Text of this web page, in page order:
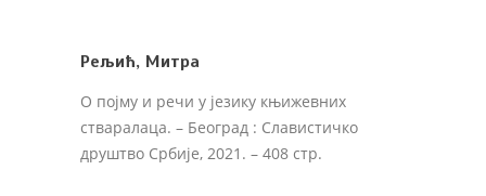
Рељић, Митра
О појму и речи у језику књижевних
стваралаца. – Београд : Славистичко
друштво Србије, 2021. – 408 стр.